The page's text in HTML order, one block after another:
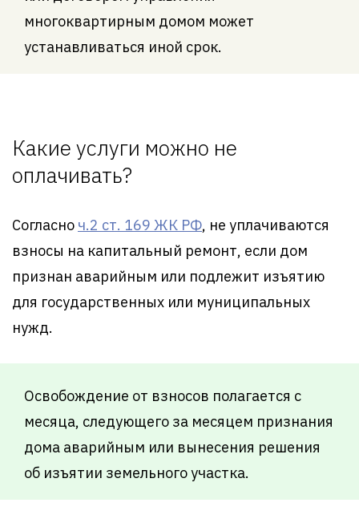
многоквартирным домом может
устанавливаться иной срок.
Какие услуги можно не
оплачивать?
Согласно ч.2 ст. 169 ЖК РФ, не уплачиваются
взносы на капитальный ремонт, если дом
признан аварийным или подлежит изъятию
для государственных или муниципальных
нужд.
Освобождение от взносов полагается с
месяца, следующего за месяцем признания
дома аварийным или вынесения решения
об изъятии земельного участка.